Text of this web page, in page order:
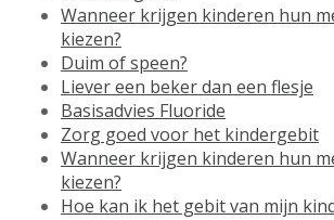
Wanneer krijgen kinderen hun
kiezen?
Duim of speen?
Liever een beker dan een flesje
Basisadvies Fluoride
Zorg goed voor het kindergebit
Wanneer krijgen kinderen hun
kiezen?
Hoe kan ik het gebit van mijn